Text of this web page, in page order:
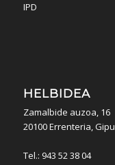
IPD
HELBIDEA
Zamalbide auzoa, 16
20100 Errenteria,
Tel.: 943 52 38 04